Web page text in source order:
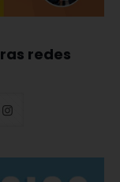
redes